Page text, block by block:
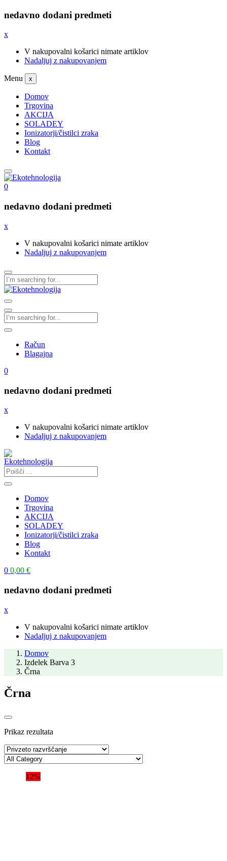
nedavno dodani predmeti
x
V nakupovalni košarici nimate artiklov
Nadaljuj z nakupovanjem
Menu x
Domov
Trgovina
AKCIJA
SOLADEY
Ionizatorji/čistilci zraka
Blog
Kontakt
0
nedavno dodani predmeti
x
V nakupovalni košarici nimate artiklov
Nadaljuj z nakupovanjem
Račun
Blagajna
0
nedavno dodani predmeti
x
V nakupovalni košarici nimate artiklov
Nadaljuj z nakupovanjem
Domov
Trgovina
AKCIJA
SOLADEY
Ionizatorji/čistilci zraka
Blog
Kontakt
0 0,00 €
nedavno dodani predmeti
x
V nakupovalni košarici nimate artiklov
Nadaljuj z nakupovanjem
Domov
Izdelek Barva 3
Črna
Črna
Prikaz rezultata
12%